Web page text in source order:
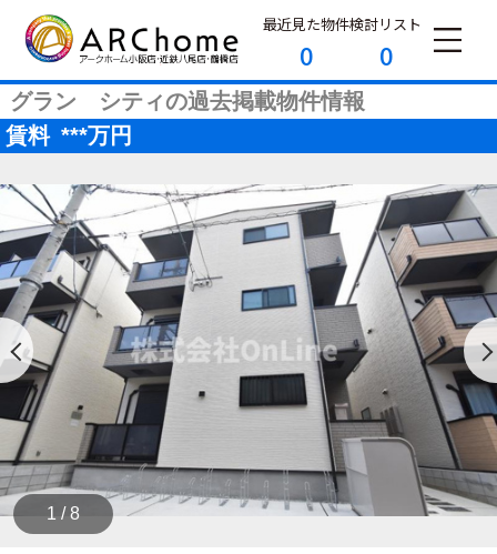
最近見た物件
0
検討リスト
0
グラン シティの過去掲載物件情報
賃料 ***万円
1 / 8